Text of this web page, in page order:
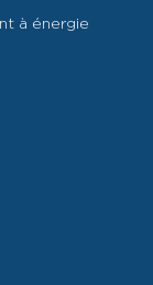
à énergie